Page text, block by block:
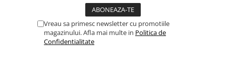
Vreau sa primesc newsletter cu promotiile
magazinului. Afla mai multe in Politica de
Confidentialitate